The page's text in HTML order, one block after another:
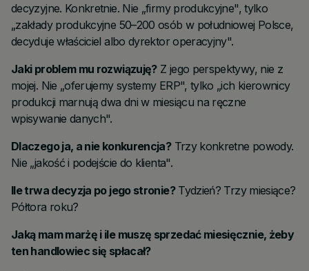
decyzyjne. Konkretnie. Nie „firmy produkcyjne", tylko
„zakłady produkcyjne 50–200 osób w południowej Polsce,
decyduje właściciel albo dyrektor operacyjny".
Jaki problem mu rozwiązuję?Z jego perspektywy, nie z
mojej. Nie „oferujemy systemy ERP", tylko „ich kierownicy
produkcji marnują dwa dni w miesiącu na ręczne
wpisywanie danych".
Dlaczego ja, a nie konkurencja?Trzy konkretne powody.
Nie „jakość i podejście do klienta".
Ile trwa decyzja po jego stronie?Tydzień? Trzy miesiące?
Półtora roku?
Jaką mam marżę i ile muszę sprzedać miesięcznie, żeby
ten handlowiec się spłacał?